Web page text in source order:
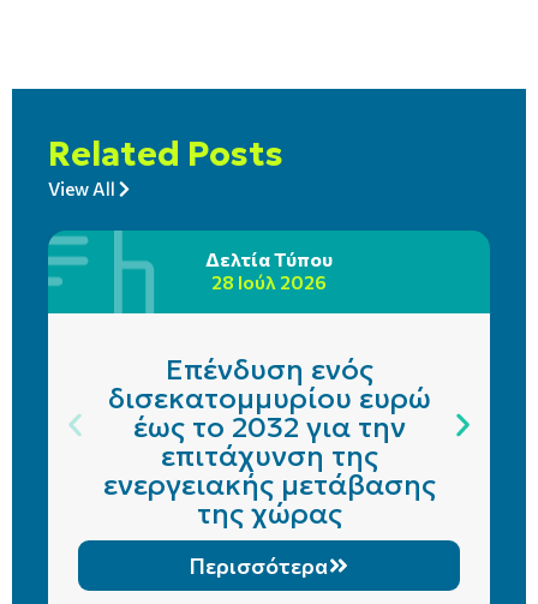
Related Posts
View All
Δελτία Τύπου
28 Ιούλ 2026
Επένδυση ενός
δισεκατομμυρίου ευρώ
έως το 2032 για την
επιτάχυνση της
ενεργειακής μετάβασης
της χώρας
Περισσότερα